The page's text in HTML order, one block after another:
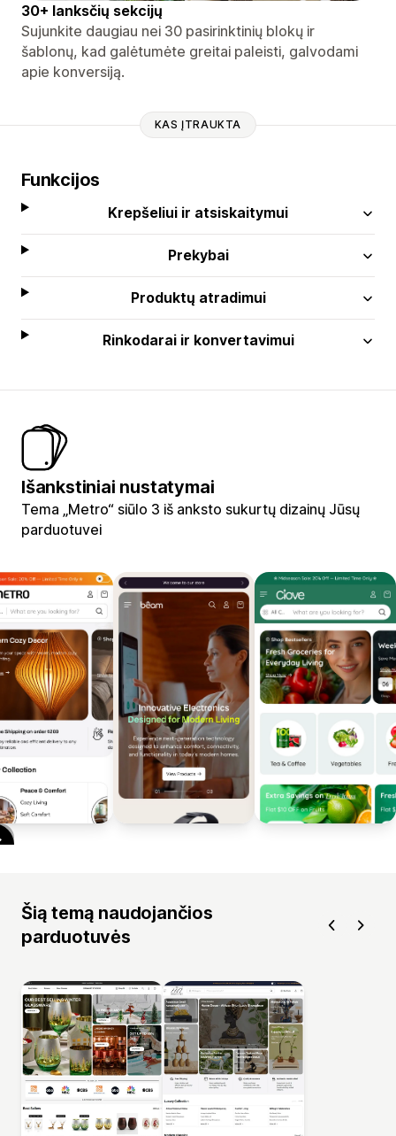
30+ lanksčių sekcijų
Sujunkite daugiau nei 30 pasirinktinių blokų ir
šablonų, kad galėtumėte greitai paleisti, galvodami
apie konversiją.
KAS ĮTRAUKTA
Funkcijos
Krepšeliui ir atsiskaitymui
Prekybai
Produktų atradimui
Rinkodarai ir konvertavimui
Išankstiniai nustatymai
Tema „Metro“ siūlo 3 iš anksto sukurtų dizainų Jūsų
parduotuvei
Šią temą naudojančios
parduotuvės